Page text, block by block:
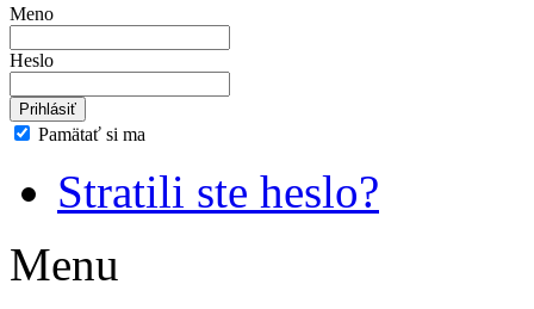
Meno
Heslo
Pamätať si ma
Stratili ste heslo?
Menu